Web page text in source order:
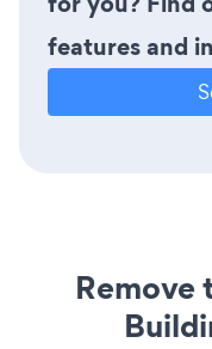
features and
Remove